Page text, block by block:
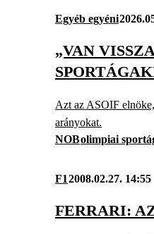
Egyéb egyéni
„VAN
Azt az ASOIF
arányokat.
NOBolimpiai
F12008.02.27. 14:55
FERRARI: